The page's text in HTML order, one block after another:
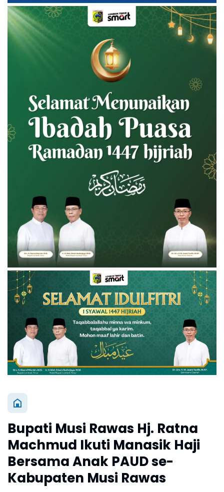
Bupati Musi Rawas Hj. Ratna
Machmud Ikuti Manasik Haji
Bersama Anak PAUD se-
Kabupaten Musi Rawas